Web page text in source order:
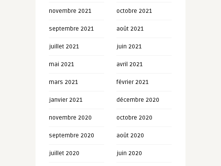
novembre 2021 octobre 2021
septembre 2021 août 2021
juillet 2021 juin 2021
mai 2021 avril 2021
mars 2021 février 2021
janvier 2021 décembre 2020
novembre 2020 octobre 2020
septembre 2020 août 2020
juillet 2020 juin 2020